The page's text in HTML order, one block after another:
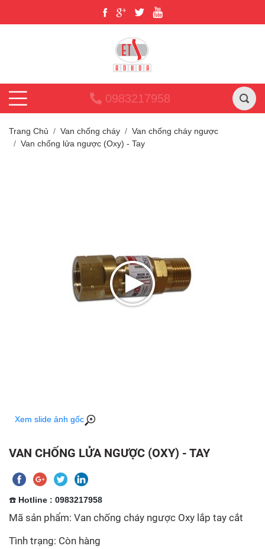
0983217958
Trang Chủ Van chống cháy
Van chống cháy ngược
Van chống lửa ngược (Oxy) - Tay
Xem slide ảnh gốc
VAN CHỐNG LỬA NGƯỢC (OXY) - TAY
☎️ Hotline : 0983217958
Mã sản phẩm: Van chống cháy ngược Oxy lắp tay cắt
Tình trạng: Còn hàng